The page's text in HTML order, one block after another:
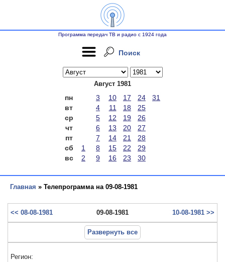
Программа передач ТВ и радио с 1924 года
Поиск
Август 1981
пн 3 10 17 24
31
вт
4 11 18
25
ср
5 12 19
26
чт
6 13 20
27
пт
7 14 21
28
сб
1 8 15 22
29
вс
2 9 16 23 30
Главная » Телепрограмма на 09-08-1981
<< 08-08-1981 09-08-1981 10-08-1981 >>
Развернуть все
Регион: